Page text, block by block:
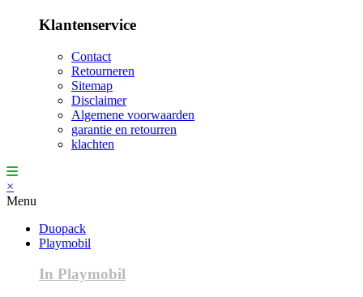
Klantenservice
Contact
Retourneren
Sitemap
Disclaimer
Algemene voorwaarden
garantie en retourren
klachten
×
Menu
Duopack
Playmobil
In Playmobil